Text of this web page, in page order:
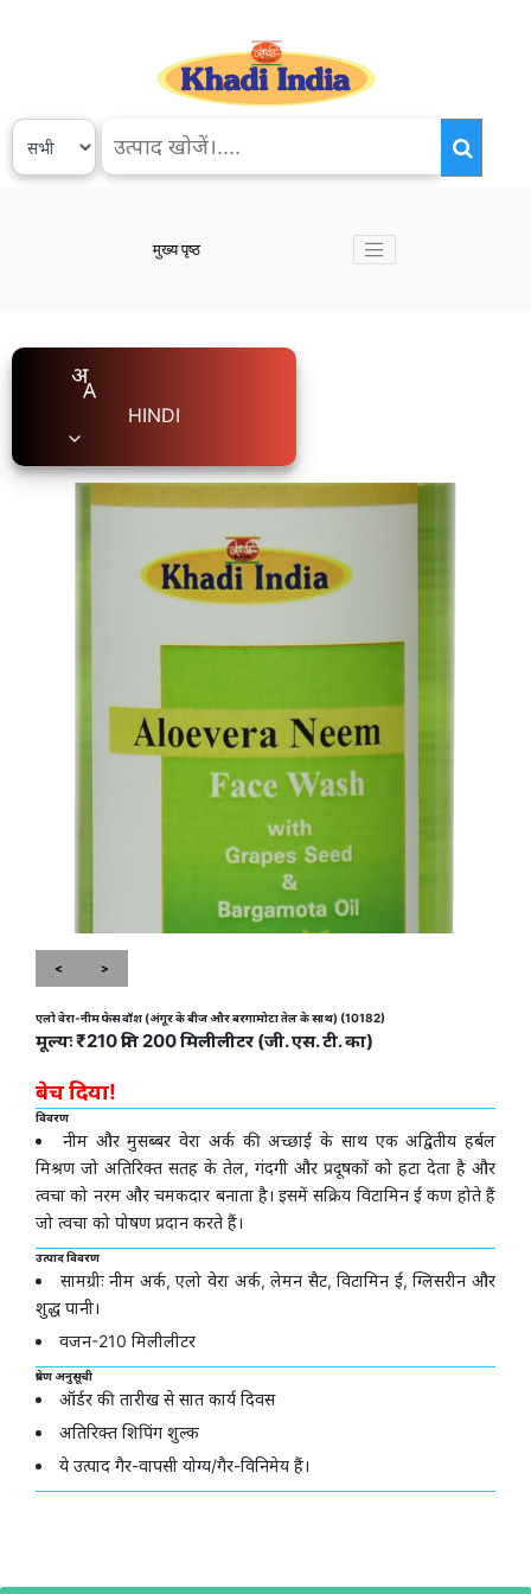
मुख्य पृष्ठ
HINDI
< >
एलो वेरा-नीम फेस वॉश (अंगूर के बीज और बरगामोटा तेल के साथ) (10182)
मूल्यः ₹210 प्रति 200 मिलीलीटर (जी. एस. टी. का)
बेच दिया!
विवरण
नीम और मुसब्बर वेरा अर्क की अच्छाई के साथ एक अद्वितीय हर्बल
मिश्रण जो अतिरिक्त सतह के तेल, गंदगी और प्रदूषकों को हटा देता है और
त्वचा को नरम और चमकदार बनाता है। इसमें सक्रिय विटामिन ई कण होते हैं
जो त्वचा को पोषण प्रदान करते हैं।
उत्पाद विवरण
सामग्रीः नीम अर्क, एलो वेरा अर्क, लेमन सैट, विटामिन ई, ग्लिसरीन और
शुद्ध पानी।
वजन-210 मिलीलीटर
प्रेषण अनुसूची
ऑर्डर की तारीख से सात कार्य दिवस
अतिरिक्त शिपिंग शुल्क
ये उत्पाद गैर-वापसी योग्य/गैर-विनिमेय हैं।